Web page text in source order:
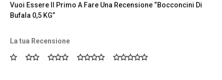
Vuoi Essere Il Primo A Fare Una Recensione “Bocconcini Di
Bufala 0,5 KG”
La tua Recensione